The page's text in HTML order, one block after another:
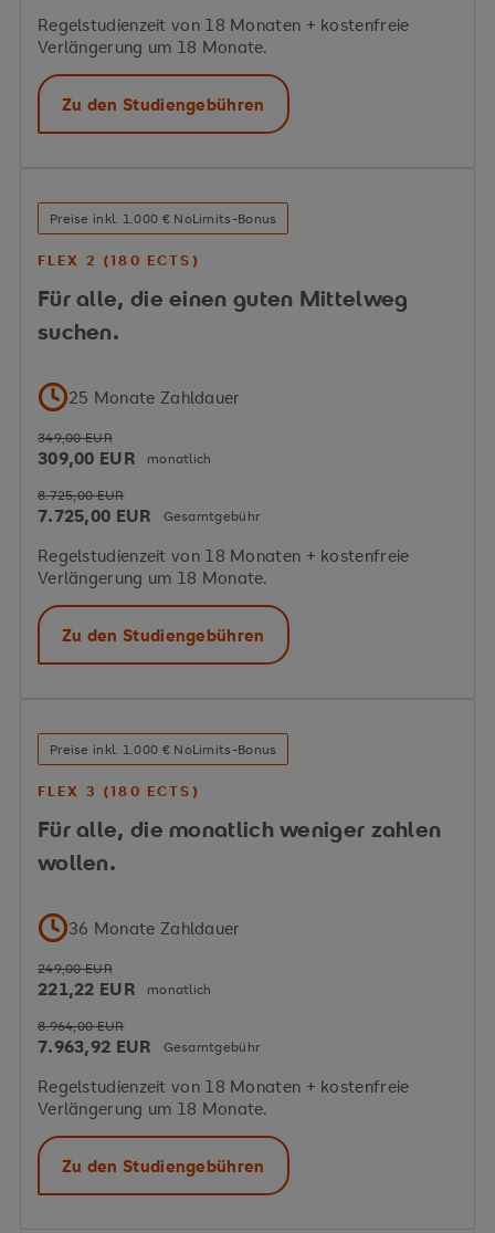
Regelstudienzeit von 18 Monaten + kostenfreie
Verlängerung um 18 Monate.
Zu den Studiengebühren
Preise inkl. 1.000 € NoLimits-Bonus
FLEX 2 (180 ECTS)
Für alle, die einen guten Mittelweg
suchen.
25 Monate Zahldauer
349,00 EUR
309,00 EUR monatlich
8.725,00 EUR
7.725,00 EUR Gesamtgebühr
Regelstudienzeit von 18 Monaten + kostenfreie
Verlängerung um 18 Monate.
Zu den Studiengebühren
Preise inkl. 1.000 € NoLimits-Bonus
FLEX 3 (180 ECTS)
Für alle, die monatlich weniger zahlen
wollen.
36 Monate Zahldauer
249,00 EUR
221,22 EUR monatlich
8.964,00 EUR
7.963,92 EUR Gesamtgebühr
Regelstudienzeit von 18 Monaten + kostenfreie
Verlängerung um 18 Monate.
Zu den Studiengebühren